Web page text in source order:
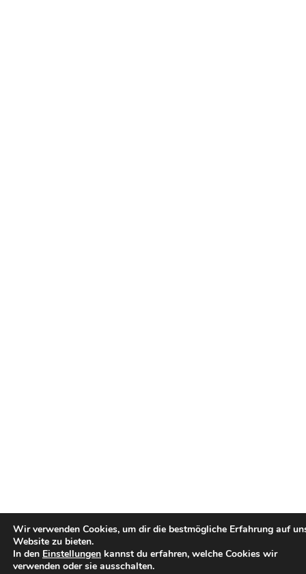
Wir verwenden Cookies, um dir die bestmögliche Erfahrung auf
Website zu bieten.
In den Einstellungen kannst du erfahren, welche Cookies wir
verwenden oder sie ausschalten.